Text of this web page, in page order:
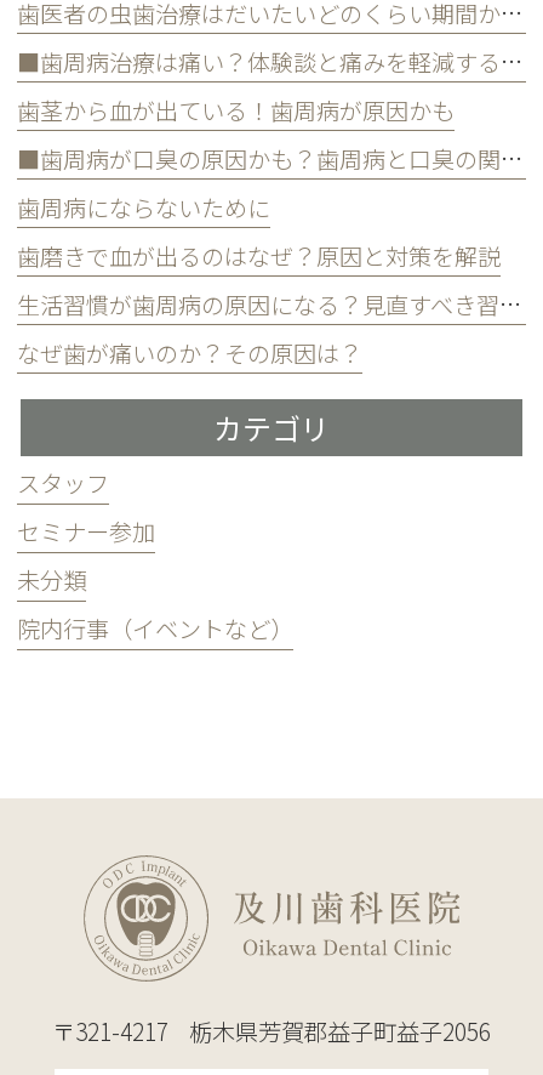
歯医者の虫歯治療はだいたいどのくらい期間かかる？
■歯周病治療は痛い？体験談と痛みを軽減する方法
歯茎から血が出ている！歯周病が原因かも
■歯周病が口臭の原因かも？歯周病と口臭の関係について
歯周病にならないために
歯磨きで血が出るのはなぜ？原因と対策を解説
生活習慣が歯周病の原因になる？見直すべき習慣とは？
なぜ歯が痛いのか？その原因は？
カテゴリ
スタッフ
セミナー参加
未分類
院内行事（イベントなど）
〒321-4217 栃木県芳賀郡益子町益子2056